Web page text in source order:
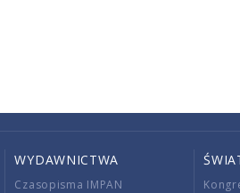
WYDAWNICTWA
Czasopisma IMPAN